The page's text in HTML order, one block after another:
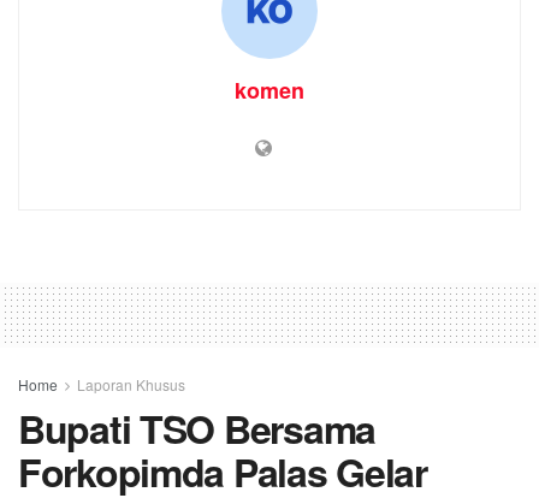
komen
Home Laporan Khusus
Bupati TSO Bersama
Forkopimda Palas Gelar